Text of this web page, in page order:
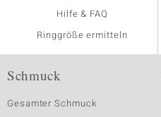
Hilfe & FAQ
Ringgröße ermitteln
Schmuck
Gesamter Schmuck